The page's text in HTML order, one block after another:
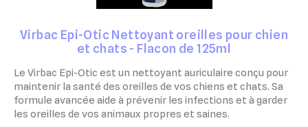
Virbac Epi-Otic Nettoyant oreilles pour chien
et chats - Flacon de 125ml
Le Virbac Epi-Otic est un nettoyant auriculaire conçu pour
maintenir la santé des oreilles de vos chiens et chats. Sa
formule avancée aide à prévenir les infections et à garder
les oreilles de vos animaux propres et saines.